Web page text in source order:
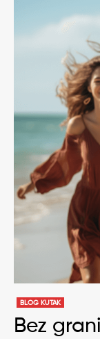
BLOG KUTAK
Bez